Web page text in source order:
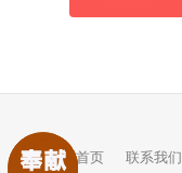
首页 联系我们